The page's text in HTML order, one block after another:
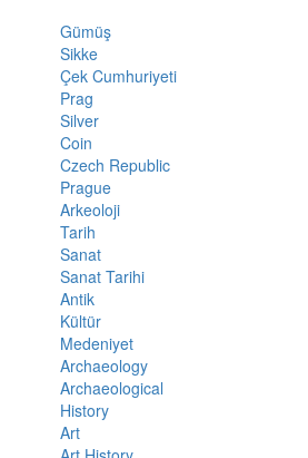
Gümüş
Sikke
Çek Cumhuriyeti
Prag
Silver
Coin
Czech Republic
Prague
Arkeoloji
Tarih
Sanat
Sanat Tarihi
Antik
Kültür
Medeniyet
Archaeology
Archaeological
History
Art